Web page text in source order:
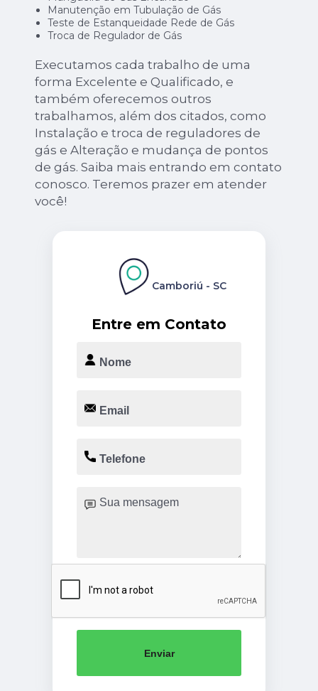
Manutenção em Tubulação de Gás
Teste de Estanqueidade Rede de Gás
Troca de Regulador de Gás
Executamos cada trabalho de uma
forma Excelente e Qualificado, e
também oferecemos outros
trabalhamos, além dos citados, como
Instalação e troca de reguladores de
gás e Alteração e mudança de pontos
de gás. Saiba mais entrando em contato
conosco. Teremos prazer em atender
você!
Entre em Contato
Camboriú - SC
Enviar